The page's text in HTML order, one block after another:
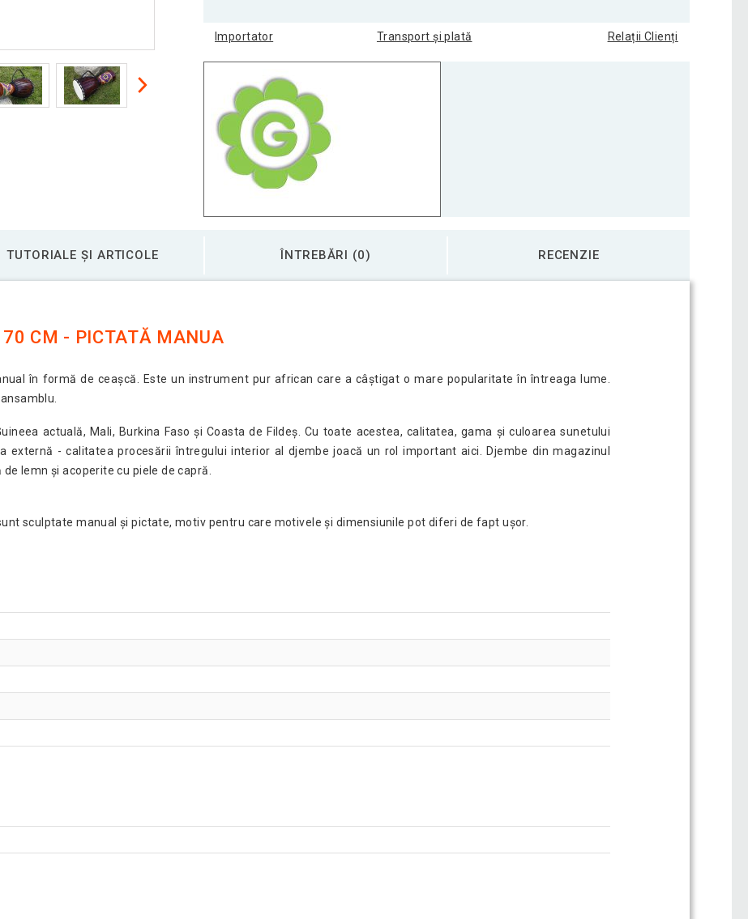
Importator Transport și plată Relații Clienți
TUTORIALE ȘI ARTICOLE ÎNTREBĂRI (0) RECENZIE
CM - PICTATĂ MANUA
în formă de ceașcă. Este un instrument pur african care a câștigat o mare popularitate în întreaga lume.
actuală, Mali, Burkina Faso și Coasta de Fildeș. Cu toate acestea, calitatea, gama și culoarea sunetului
- calitatea procesării întregului interior al djembe joacă un rol important aici. Djembe din magazinul
lemn și acoperite cu piele de capră.
sculptate manual și pictate, motiv pentru care motivele și dimensiunile pot diferi de fapt ușor.